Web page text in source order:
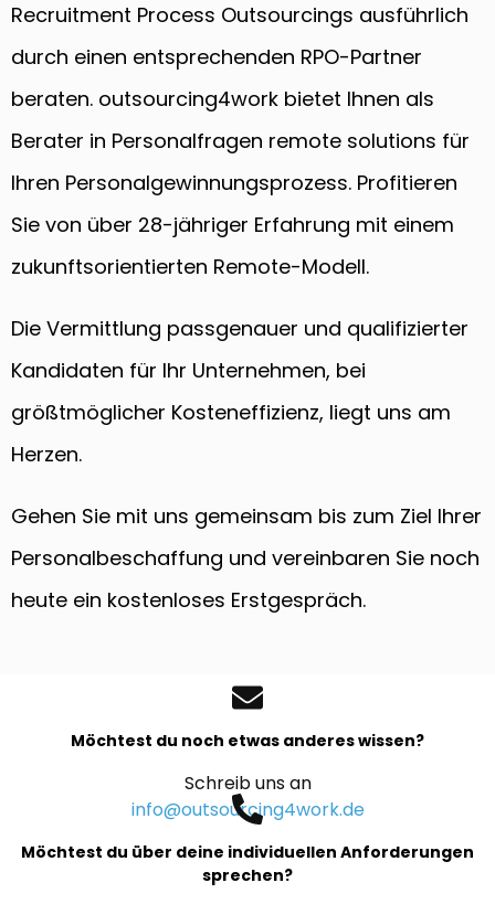
Recruitment Process Outsourcings ausführlich
durch einen entsprechenden RPO-Partner
beraten. outsourcing4work bietet Ihnen als
Berater in Personalfragen remote solutions für
Ihren Personalgewinnungsprozess. Profitieren
Sie von über 28-jähriger Erfahrung mit einem
zukunftsorientierten Remote-Modell.
Die Vermittlung passgenauer und qualifizierter
Kandidaten für Ihr Unternehmen, bei
größtmöglicher Kosteneffizienz, liegt uns am
Herzen.
Gehen Sie mit uns gemeinsam bis zum Ziel Ihrer
Personalbeschaffung und vereinbaren Sie noch
heute ein kostenloses Erstgespräch.
Möchtest du noch etwas anderes wissen?
Schreib uns an
info@outsourcing4work.de
Möchtest du über deine individuellen Anforderungen
sprechen?